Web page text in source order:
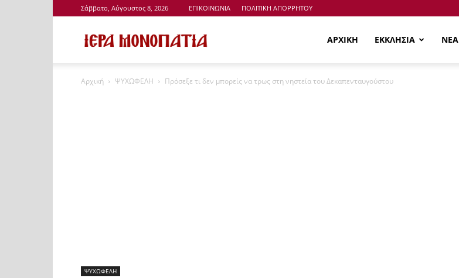
Σάββατο, Αύγουστος 8, 2026 ΕΠΙΚΟΙΝΩΝΙΑ ΠΟΛΙΤΙΚΗ ΑΠΟΡΡΗΤΟΥ
Μονοπάτια
ΑΡΧΙΚΗ ΕΚΚΛΗΣΙΑ ΝΕΑ
Αρχική ΨΥΧΩΦΕΛΗ Πρόσεξε τι δεν μπορείς να τρως στη νηστεία του Δεκαπενταυγούστου
ΨΥΧΩΦΕΛΗ